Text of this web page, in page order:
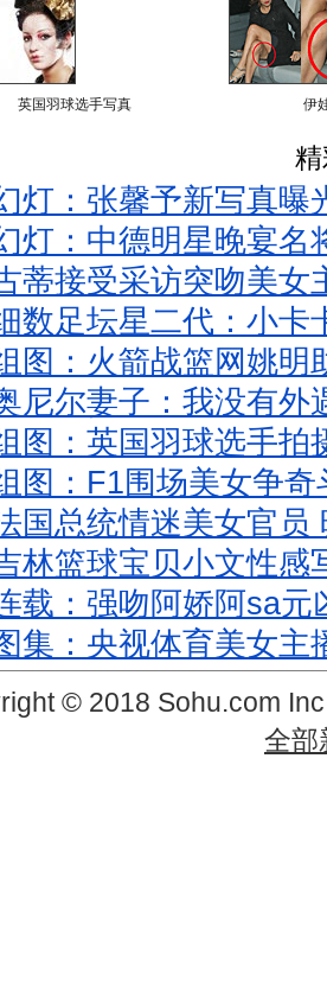
英国羽球选手写真 伊
灯：张馨予新写真曝
灯：中德明星晚宴名
蒂接受采访突吻美女
数足坛星二代：小卡
图：火箭战篮网姚明
尼尔妻子：我没有外
图：英国羽球选手拍
图：F1围场美女争
国总统情迷美女官员
林篮球宝贝小文性感
载：强吻阿娇阿sa元
集：央视体育美女主
© 2018 Sohu.com
全部